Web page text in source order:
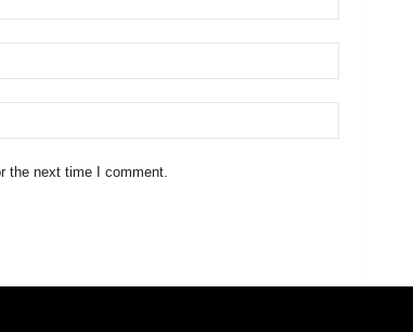
the next time I comment.